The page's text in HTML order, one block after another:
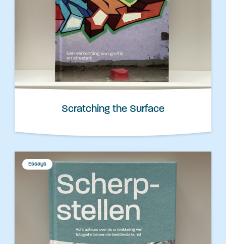
Scratching the Surface
Essays